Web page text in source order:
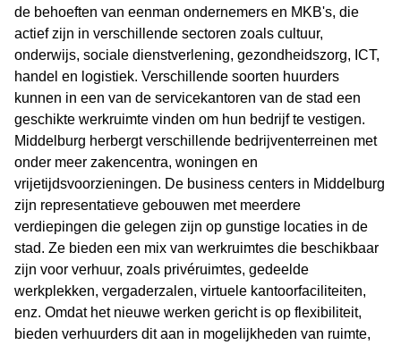
de behoeften van eenman ondernemers en MKB's, die
actief zijn in verschillende sectoren zoals cultuur,
onderwijs, sociale dienstverlening, gezondheidszorg, ICT,
handel en logistiek. Verschillende soorten huurders
kunnen in een van de servicekantoren van de stad een
geschikte werkruimte vinden om hun bedrijf te vestigen.
Middelburg herbergt verschillende bedrijventerreinen met
onder meer zakencentra, woningen en
vrijetijdsvoorzieningen. De business centers in Middelburg
zijn representatieve gebouwen met meerdere
verdiepingen die gelegen zijn op gunstige locaties in de
stad. Ze bieden een mix van werkruimtes die beschikbaar
zijn voor verhuur, zoals privéruimtes, gedeelde
werkplekken, vergaderzalen, virtuele kantoorfaciliteiten,
enz. Omdat het nieuwe werken gericht is op flexibiliteit,
bieden verhuurders dit aan in mogelijkheden van ruimte,